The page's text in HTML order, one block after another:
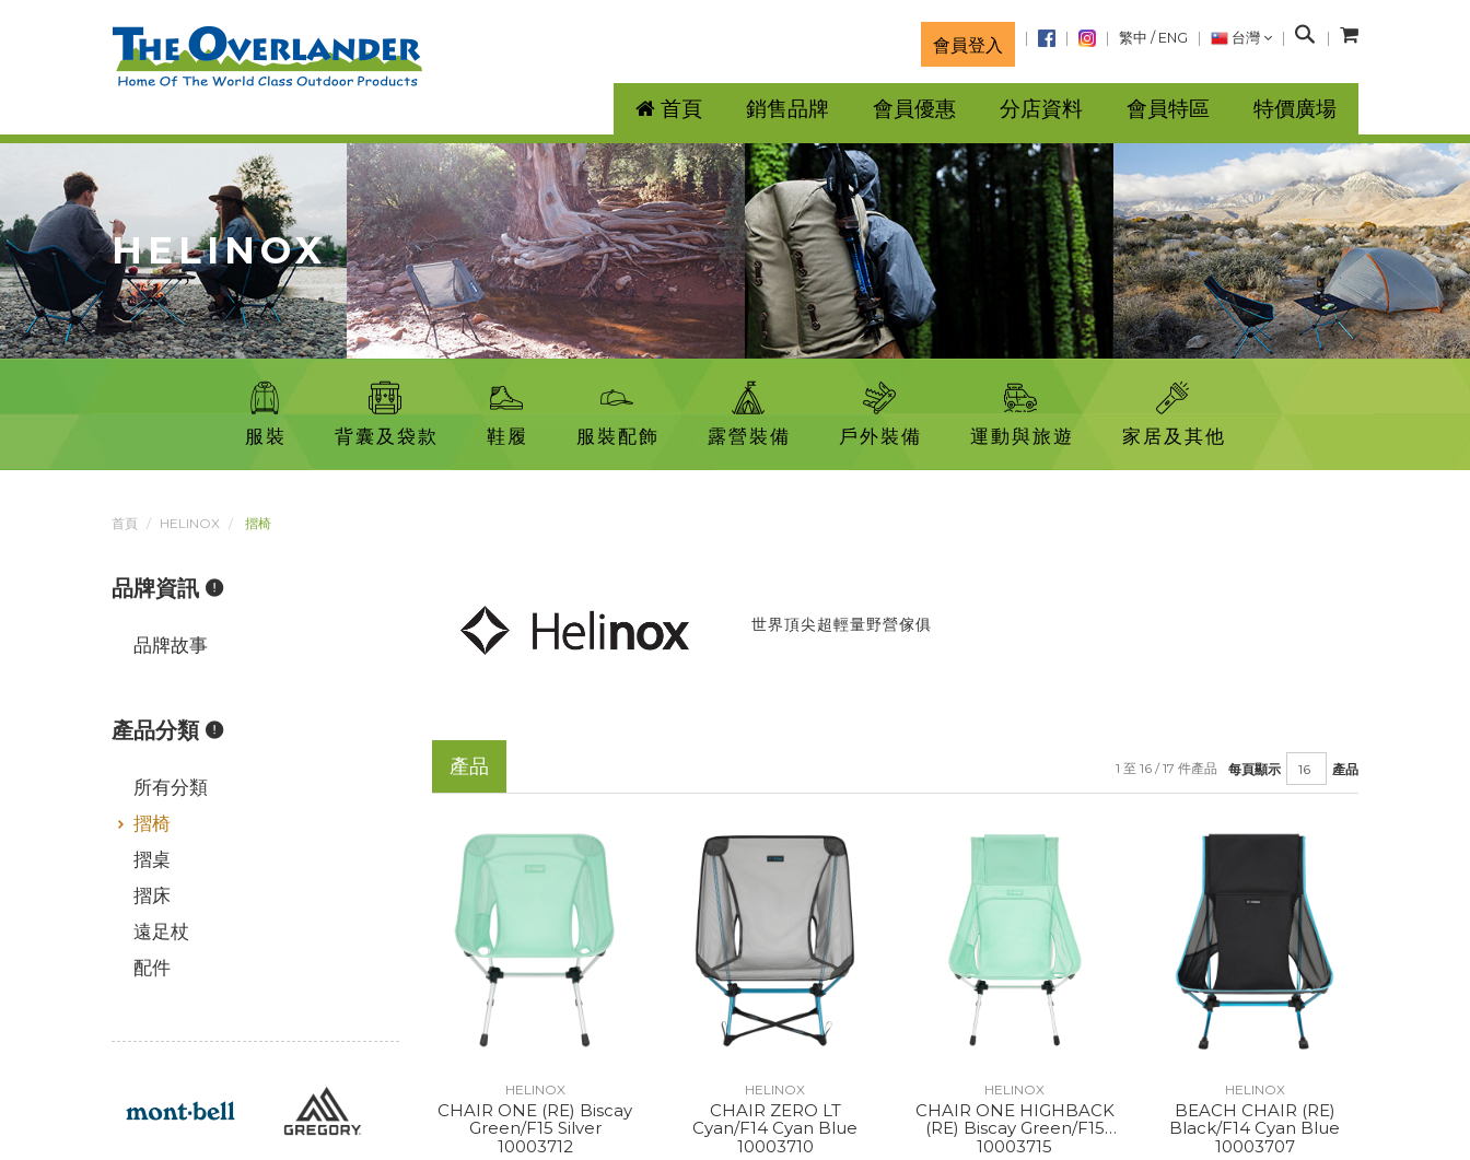
會員登入 繁中 / ENG 台灣
搜
首頁 銷售品牌 會員優惠 分店資料 會員特區 特價廣場
HELINOX
服裝 背囊及袋款 鞋履 服裝配飾 露營裝備 戶外裝備 運動與旅遊 家居及其他
首頁 HELINOX 摺椅
世界頂尖超輕量野營傢俱
產品 每頁顯示 產品
1 至 16 / 17 件產品
HELINOX
CHAIR ONE (RE) Biscay
Green/F15 Silver
10003712
HELINOX
CHAIR ZERO LT
Cyan/F14 Cyan Blue
10003710
HELINOX
CHAIR ONE HIGHBACK
(RE) Biscay Green/F15
Silver
10003715
HELINOX
BEACH CHAIR (RE)
Black/F14 Cyan Blue
10003707
品牌資訊
品牌故事
產品分類
所有分類
摺椅
摺桌
摺床
遠足杖
配件